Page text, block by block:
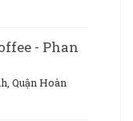
- Phan
Quận Hoàn